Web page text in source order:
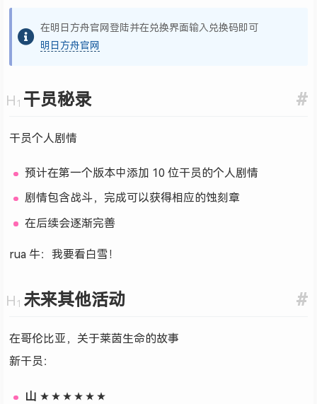
在明日方舟官网登陆并在兑换界面输入兑换码即可
明日方舟官网
#
干员秘录
干员个人剧情
预计在第一个版本中添加 10 位干员的个人剧情
剧情包含战斗，完成可以获得相应的蚀刻章
在后续会逐渐完善
rua 牛：我要看白雪！
#
未来其他活动
在哥伦比亚，关于莱茵生命的故事
新干员：
山 ★★★★★★